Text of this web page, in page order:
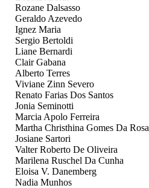
Rozane Dalsasso
Geraldo Azevedo
Ignez Maria
Sergio Bertoldi
Liane Bernardi
Clair Gabana
Alberto Terres
Viviane Zinn Severo
Renato Farias Dos Santos
Jonia Seminotti
Marcia Apolo Ferreira
Martha Christhina Gomes Da Rosa
Josiane Sartori
Valter Roberto De Oliveira
Marilena Ruschel Da Cunha
Eloisa V. Danemberg
Nadia Munhos